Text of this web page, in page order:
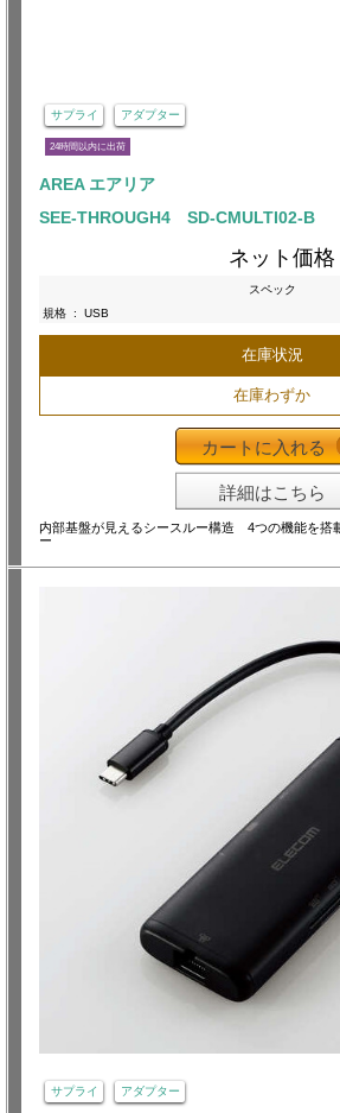
サプライ アダプター
24時間以内に出荷
AREA エアリア
SEE-THROUGH4 SD-CMULTI02-B
ネット価格
スペック
規格 : USB
在庫状況
在庫わずか
カートに入れる
詳細はこちら
内部基盤が見えるシースルー構造 4つの機能を搭
ー
サプライ アダプター